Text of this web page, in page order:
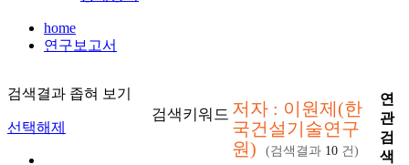
home
연구보고서
검색결과 좁혀 보기
선택해제
검색키워드 저자 : 이원제(한
국건설기술연구
원)
(검색결과 10 건)
연
관
검
색